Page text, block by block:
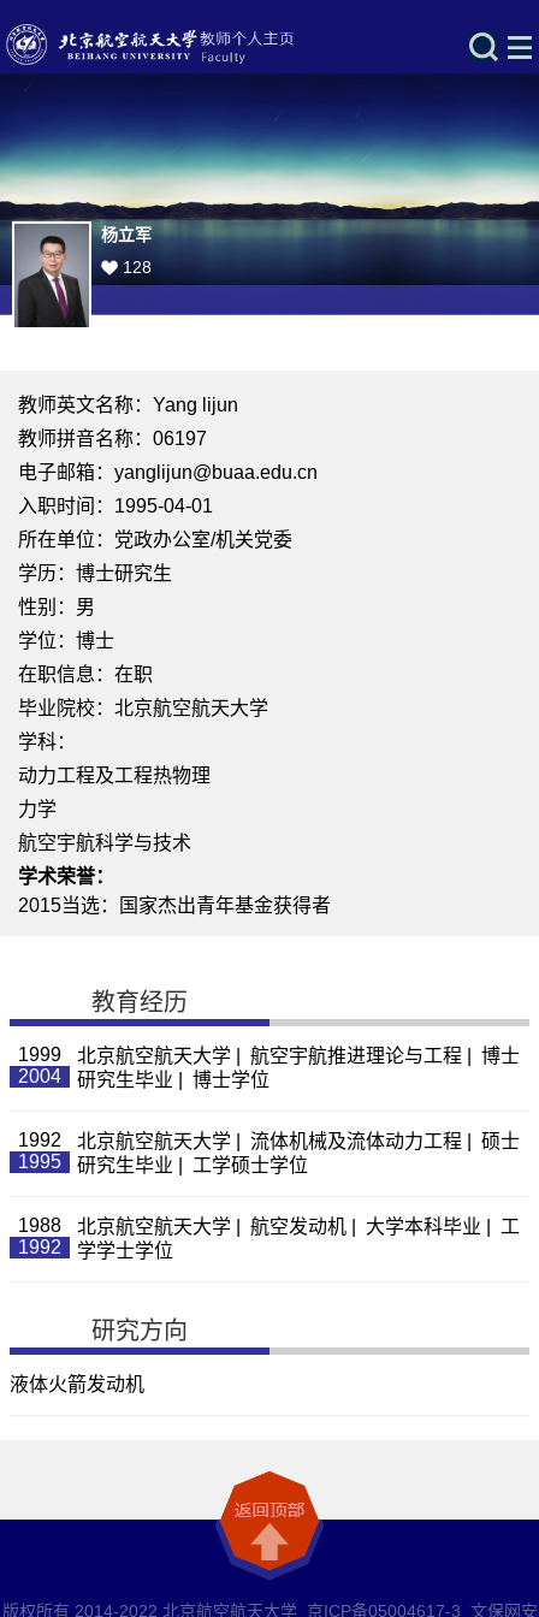
杨立军
128
教师英文名称：Yang lijun
教师拼音名称：06197
电子邮箱： yanglijun@buaa.edu.cn
入职时间：1995-04-01
所在单位：党政办公室/机关党委
学历：博士研究生
性别：男
学位：博士
在职信息：在职
毕业院校：北京航空航天大学
学科：
动力工程及工程热物理
力学
航空宇航科学与技术
学术荣誉：
2015当选：国家杰出青年基金获得者
教育经历
1999
2004
北京航空航天大学 | 航空宇航推进理论与工程 | 博士
研究生毕业 | 博士学位
1992
1995
北京航空航天大学 | 流体机械及流体动力工程 | 硕士
研究生毕业 | 工学硕士学位
1988
1992
北京航空航天大学 | 航空发动机 | 大学本科毕业 | 工
学学士学位
研究方向
液体火箭发动机
版权所有 2014-2022 北京航空航天大学 京ICP备05004617-3 文保网安